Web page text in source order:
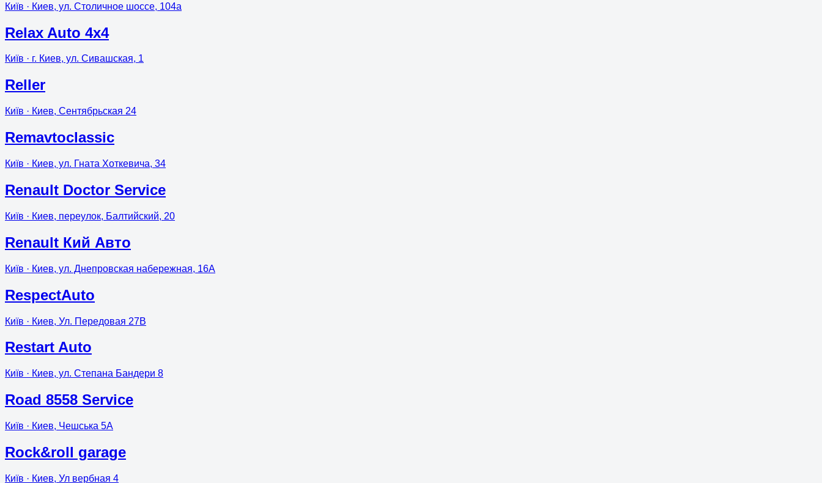
Київ · Киев, ул. Столичное шоссе, 104а
Relax Auto 4x4
Київ · г. Киев, ул. Сивашская, 1
Reller
Київ · Киев, Сентябрьская 24
Remavtoclassic
Київ · Киев, ул. Гната Хоткевича, 34
Renault Doctor Service
Київ · Киев, переулок, Балтийский, 20
Renault Кий Авто
Київ · Киев, ул. Днепровская набережная, 16А
RespectAuto
Київ · Киев, Ул. Передовая 27В
Restart Auto
Київ · Киев, ул. Степана Бандери 8
Road 8558 Service
Київ · Киев, Чешська 5А
Rock&roll garage
Київ · Киев, Ул вербная 4